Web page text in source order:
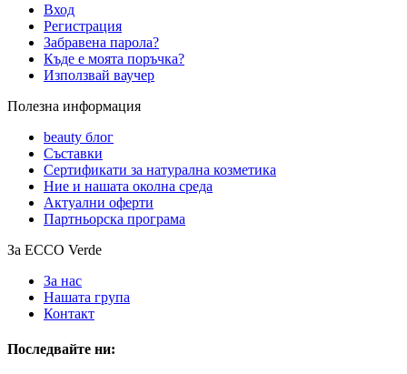
Вход
Регистрация
Забравена парола?
Къде е моята поръчка?
Използвай ваучер
Полезна информация
beauty блог
Съставки
Сертификати за натурална козметика
Ние и нашата околна среда
Актуални оферти
Партньорска програма
За ECCO Verde
За нас
Нашата група
Контакт
Последвайте ни: